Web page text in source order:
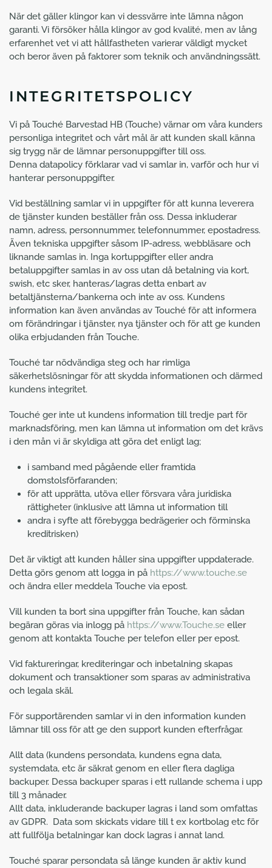
När det gäller klingor kan vi dessvärre inte lämna någon
garanti. Vi försöker hålla klingor av god kvalité, men av lång
erfarenhet vet vi att hållfastheten varierar väldigt mycket
och beror även på faktorer som teknik och användningssätt.
INTEGRITETSPOLICY
Vi på Touché Barvestad HB (Touche) värnar om våra kunders
personliga integritet och vårt mål är att kunden skall känna
sig trygg när de lämnar personuppgifter till oss.
Denna datapolicy förklarar vad vi samlar in, varför och hur vi
hanterar personuppgifter.
Vid beställning samlar vi in uppgifter för att kunna leverera
de tjänster kunden beställer från oss. Dessa inkluderar
namn, adress, personnummer, telefonnummer, epostadress.
Även tekniska uppgifter såsom IP-adress, webbläsare och
liknande samlas in. Inga kortuppgifter eller andra
betaluppgifter samlas in av oss utan då betalning via kort,
swish, etc sker, hanteras/lagras detta enbart av
betaltjänsterna/bankerna och inte av oss. Kundens
information kan även användas av Touché för att informera
om förändringar i tjänster, nya tjänster och för att ge kunden
olika erbjudanden från Touche.
Touché tar nödvändiga steg och har rimliga
säkerhetslösningar för att skydda informationen och därmed
kundens integritet.
Touché ger inte ut kundens information till tredje part för
marknadsföring, men kan lämna ut information om det krävs
i den mån vi är skyldiga att göra det enligt lag;
i samband med pågående eller framtida
domstolsförfaranden;
för att upprätta, utöva eller försvara våra juridiska
rättigheter (inklusive att lämna ut information till
andra i syfte att förebygga bedrägerier och förminska
kreditrisken)
Det är viktigt att kunden håller sina uppgifter uppdaterade.
Detta görs genom att logga in på https://www.touche.se
och ändra eller meddela Touche via epost.
Vill kunden ta bort sina uppgifter från Touche, kan sådan
begäran göras via inlogg på https://www.Touche.se eller
genom att kontakta Touche per telefon eller per epost.
Vid faktureringar, krediteringar och inbetalning skapas
dokument och transaktioner som sparas av administrativa
och legala skäl.
För supportärenden samlar vi in den information kunden
lämnar till oss för att ge den support kunden efterfrågar.
Allt data (kundens persondata, kundens egna data,
systemdata, etc är säkrat genom en eller flera dagliga
backuper. Dessa backuper sparas i ett rullande schema i upp
till 3 månader.
Allt data, inkluderande backuper lagras i land som omfattas
av GDPR. Data som skickats vidare till t ex kortbolag etc för
att fullfölja betalningar kan dock lagras i annat land.
Touché sparar persondata så länge kunden är aktiv kund